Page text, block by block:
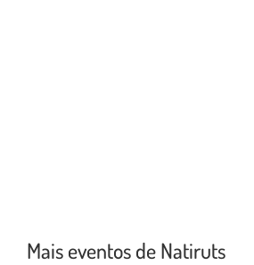
Mais eventos de Natiruts